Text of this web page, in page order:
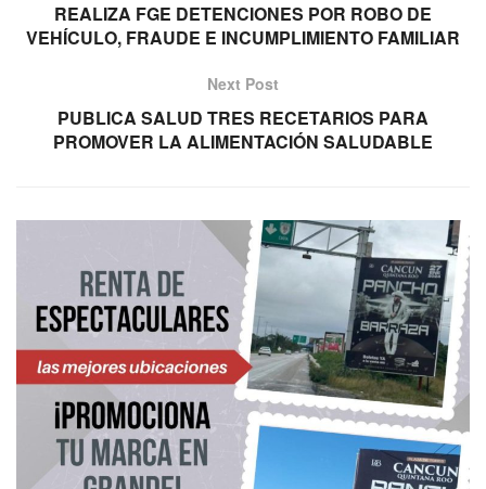
REALIZA FGE DETENCIONES POR ROBO DE
VEHÍCULO, FRAUDE E INCUMPLIMIENTO FAMILIAR
Next Post
PUBLICA SALUD TRES RECETARIOS PARA
PROMOVER LA ALIMENTACIÓN SALUDABLE